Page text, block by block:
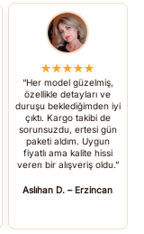
★★★★★
“Her model güzelmiş,
özellikle detayları ve
duruşu beklediğimden iyi
çıktı. Kargo takibi de
sorunsuzdu, ertesi gün
paketi aldım. Uygun
fiyatlı ama kalite hissi
veren bir alışveriş oldu.”
Aslıhan D. – Erzincan